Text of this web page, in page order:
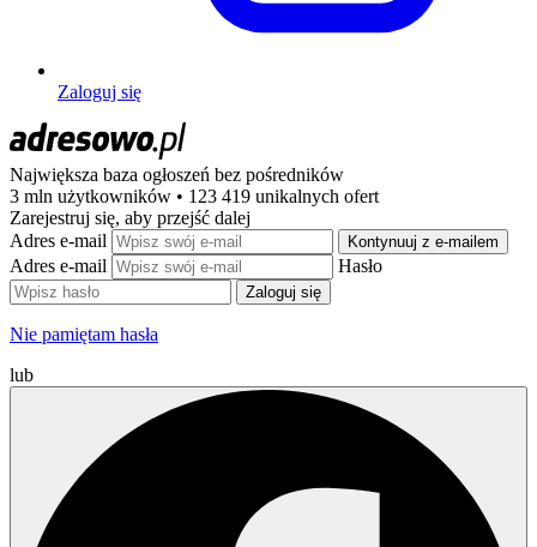
Zaloguj się
Największa baza ogłoszeń bez pośredników
3 mln użytkowników • 123 419 unikalnych ofert
Zarejestruj się, aby przejść dalej
Adres e-mail
Kontynuuj z e-mailem
Adres e-mail Hasło
Zaloguj się
Nie pamiętam hasła
lub